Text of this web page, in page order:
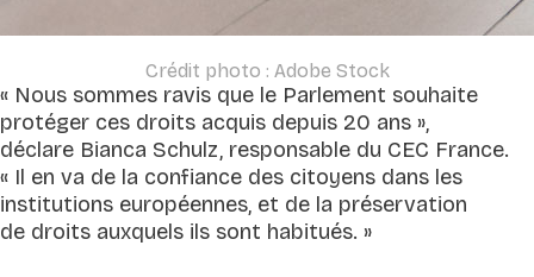
Crédit photo : Adobe Stock
« Nous sommes ravis que le Parlement souhaite
protéger ces droits acquis depuis 20 ans »,
déclare Bianca Schulz, responsable du CEC France.
« Il en va de la confiance des citoyens dans les
institutions européennes, et de la préservation
de droits auxquels ils sont habitués. »